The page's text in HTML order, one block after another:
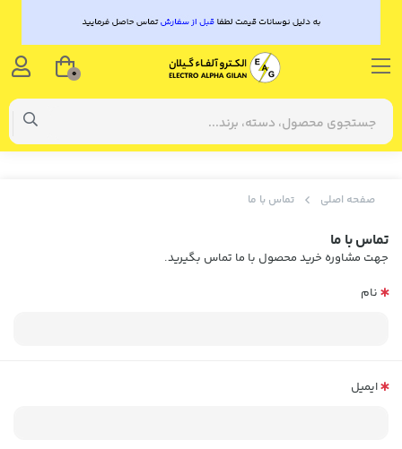
صفحه اصلی تماس با ما
تماس با ما
جهت مشاوره خرید محصول با ما تماس بگیرید.
نام
ایمیل
0